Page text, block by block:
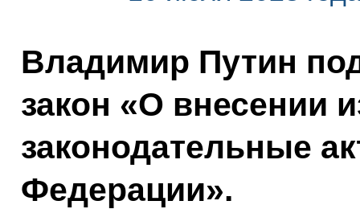
Владимир Путин
закон «О внесении
законодательные
Федерации».